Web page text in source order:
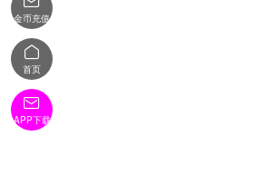
金币充值

首页

APP下载